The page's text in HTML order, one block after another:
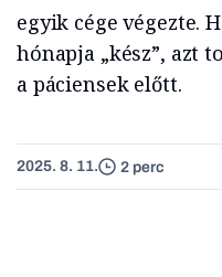
egyik cége végezte.
hónapja „kész”, azt
a páciensek előtt.
2025. 8. 11. 2 perc